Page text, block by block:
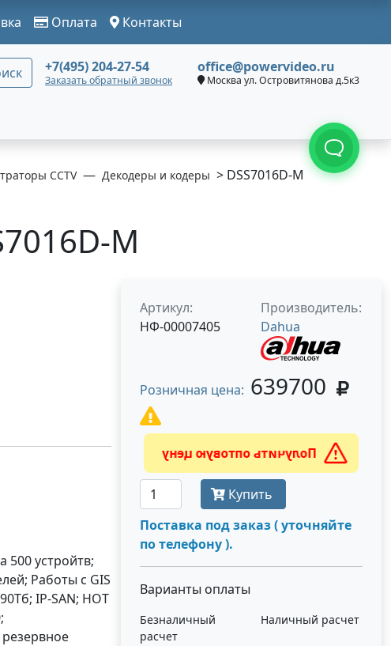
Оплата Контакты
+7(495) 204-27-54
Заказать обратный звонок
office@powervideo.ru
Москва ул. Островитянова д.5к3
CCTV Декодеры и кодеры > DSS7016D-M
M
500 устройтв;
Работы с GIS
IP-SAN; HOT
Артикул:
НФ-00007405
Производитель:
Dahua
Розничная цена: 639700
Получить оптовую цену
Купить
Поставка под заказ ( уточняйте
по телефону ).
Варианты оплаты
Безналичный
расчет
Наличный расчет